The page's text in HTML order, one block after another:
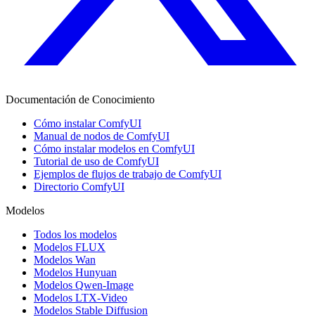
Documentación de Conocimiento
Cómo instalar ComfyUI
Manual de nodos de ComfyUI
Cómo instalar modelos en ComfyUI
Tutorial de uso de ComfyUI
Ejemplos de flujos de trabajo de ComfyUI
Directorio ComfyUI
Modelos
Todos los modelos
Modelos FLUX
Modelos Wan
Modelos Hunyuan
Modelos Qwen-Image
Modelos LTX-Video
Modelos Stable Diffusion